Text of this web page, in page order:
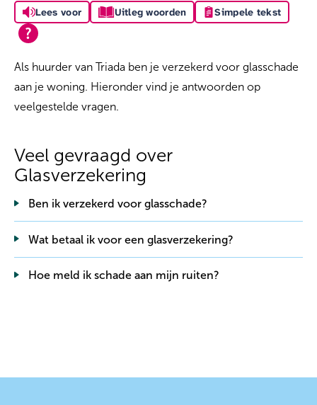
Lees voor Uitleg woorden Simpele tekst
Als huurder van Triada ben je verzekerd voor glasschade
aan je woning. Hieronder vind je antwoorden op
veelgestelde vragen.
Veel gevraagd over
Glasverzekering
Ben ik verzekerd voor glasschade?
Wat betaal ik voor een glasverzekering?
Hoe meld ik schade aan mijn ruiten?